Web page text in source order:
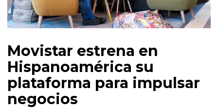
Movistar estrena en
Hispanoamérica su
plataforma para impulsar
negocios